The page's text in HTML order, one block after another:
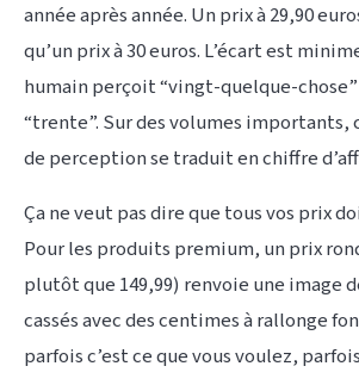
année après année. Un prix à 29,90
qu’un prix à 30 euros. L’écart est
humain perçoit “vingt-quelque-
“trente”. Sur des volumes
de perception se traduit en chiffre
Ça ne veut pas dire que tous vos prix
Pour les produits premium, un prix
plutôt que 149,99) renvoie une image
cassés avec des centimes à rallonge
parfois c’est ce que vous voulez,